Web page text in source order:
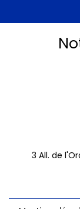
3 All. de